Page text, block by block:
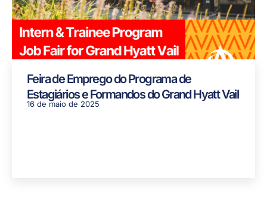
Feira de Emprego do Programa de
Estagiários e Formandos do Grand Hyatt Vail
16 de maio de 2025